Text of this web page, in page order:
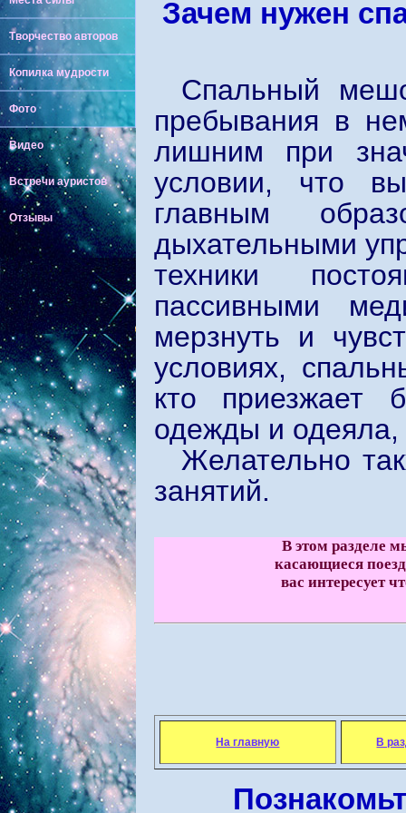
Творчество авторов
Копилка мудрости
Фото
Видео
Встречи ауристов
Отзывы
Зачем нужен
Спальный
пребывания в
лишним при
условии, что
главным
дыхательными
техники
пассивными
мерзнуть и
условиях,
кто приезжает
одежды и одеяла,
Желательно
занятий.
В этом разделе
касающиеся
вас интересует
На главную В